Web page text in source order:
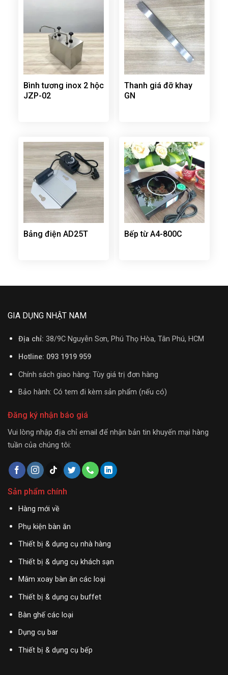
Bình tương inox 2 hộc
JZP-02
Thanh giá đỡ khay
GN
Bảng điện AD25T Bếp từ A4-800C
GIA DỤNG NHẬT NAM
Địa chỉ: 38/9C Nguyễn Sơn, Phú Thọ Hòa, Tân Phú, HCM
Hotline: 093 1919 959
Chính sách giao hàng: Tùy giá trị đơn hàng
Bảo hành: Có tem đi kèm sản phẩm (nếu có)
Đăng ký nhận báo giá
Vui lòng nhập địa chỉ email để nhận bản tin khuyến mại hàng
tuần của chúng tôi:
Sản phẩm chính
Hàng mới về
Phụ kiện bàn ăn
Thiết bị & dụng cụ nhà hàng
Thiết bị & dụng cụ khách sạn
Mâm xoay bàn ăn các loại
Thiết bị & dụng cụ buffet
Bàn ghế các loại
Dụng cụ bar
Thiết bị & dụng cụ bếp